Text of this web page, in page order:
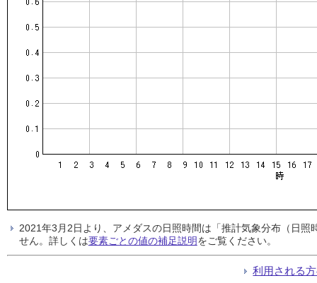
2021年3月2日より、アメダスの日照時間は「推計気象分布（日
せん。詳しくは要素ごとの値の補足説明をご覧ください。
利用される